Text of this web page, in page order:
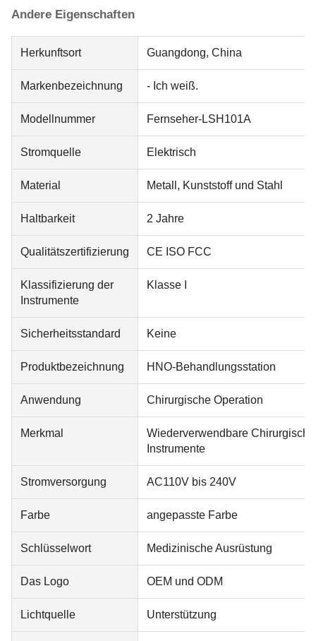
Andere Eigenschaften
Herkunftsort Guangdong, China
Markenbezeichnung - Ich weiß.
Modellnummer Fernseher-LSH101A
Stromquelle Elektrisch
Material Metall, Kunststoff und Stahl
Haltbarkeit 2 Jahre
Qualitätszertifizierung CE ISO FCC
Klassifizierung der
Instrumente
Klasse I
Sicherheitsstandard Keine
Produktbezeichnung HNO-Behandlungsstation
Anwendung Chirurgische Operation
Merkmal
Wiederverwendbare Chirurgische
Instrumente
Stromversorgung AC110V bis 240V
Farbe angepasste Farbe
Schlüsselwort Medizinische Ausrüstung
Das Logo OEM und ODM
Lichtquelle Unterstützung